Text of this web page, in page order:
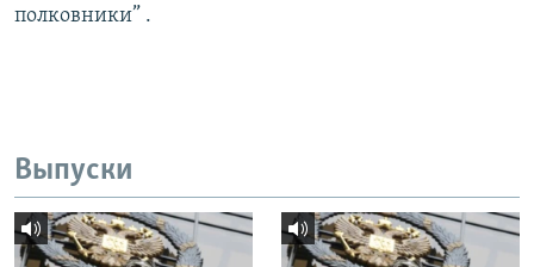
полковники” .
Выпуски